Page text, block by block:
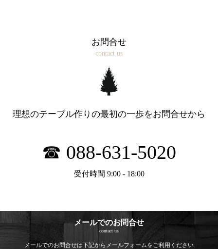
お問合せ
contact us
理想のテーブル作りの最初の一歩をお問合せから
☎ 088-631-5020
受付時間 9:00 - 18:00
メールでのお問合せ
contact us
メールでのお問合せは下記からメールフォームをご利用ください